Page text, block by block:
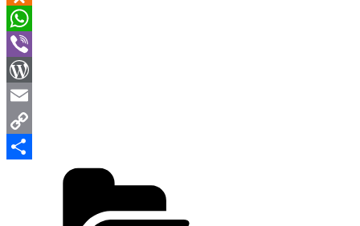
Odnoklassniki
WhatsApp
Viber
WordPress
Email
Copy
Отправить